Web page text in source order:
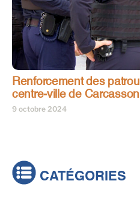
Renforcement des
centre-ville de
9 octobre 2024
CATÉGORIES